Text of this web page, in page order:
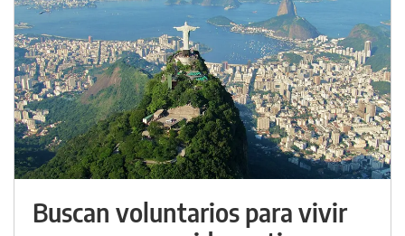
Buscan voluntarios para vivir